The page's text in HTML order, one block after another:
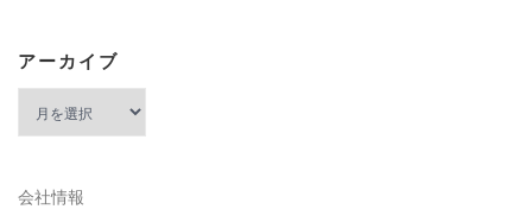
アーカイブ
会社情報